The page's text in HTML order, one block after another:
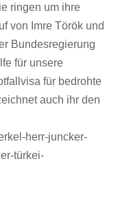
ringen um ihre
von Imre Török und
Bundesregierung
für unsere
für bedrohte
auch ihr den
herr-juncker-
türkei-